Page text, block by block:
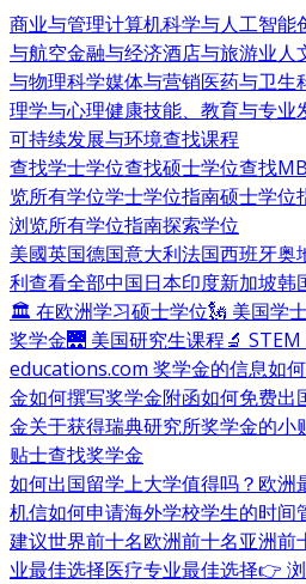
商业与管理计算机科学与人工智能
与航空金融与经济酒店与旅游业人
与物理科学媒体与营销医药与卫生
理学与心理健康技能、教育与专业
可持续发展与环境查找课程
查找学士学位查找硕士学位查找
览所有学位学士学位指南硕士学位
浏览所有学位指南探索学位
美國英国德国意大利法国西班牙奥
利查看全部中国日本印度新加坡韩
🏛 在欧洲学习硕士学位🗽 美国学
奖学金🌉 美国研究生课程🔬
educations.com 奖学金的信息如
金如何撰写奖学金附函如何免费出
金关于获得瑞典研究所奖学金的小
贴士查找奖学金
如何出国留学上大学值得吗？ 欧洲
机信如何申请海外学校学生的时间
建议世界前十名欧洲前十名亚洲前
业最佳选择医疗专业最佳选择👉